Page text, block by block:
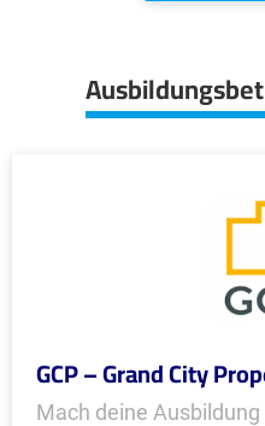
GCP – Grand City
Mach deine